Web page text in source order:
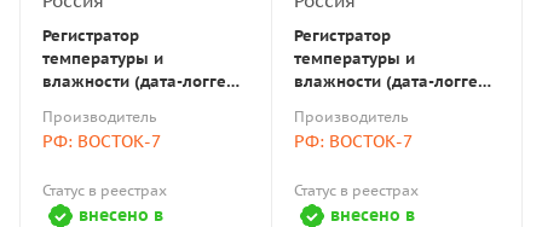
Регистратор
температуры и
влажности (дата-логгер)
стационарный модель
COEUS-UEX ETU30-В7 с
поверкой
Производитель
РФ: ВОСТОК-7
Статус в реестрах
внесено в
Регистратор
температуры и
влажности (дата-логгер)
стационарный COEUS-UEX
ETU100-В7 для низких
с выносным датчиком
Производитель
РФ: ВОСТОК-7
Статус в реестрах
внесено в